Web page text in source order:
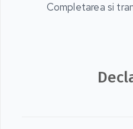
Completarea si